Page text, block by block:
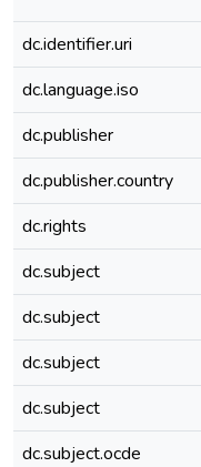
dc.identifier.uri
dc.language.iso
dc.publisher
dc.publisher.country
dc.rights
dc.subject
dc.subject
dc.subject
dc.subject
dc.subject.ocde